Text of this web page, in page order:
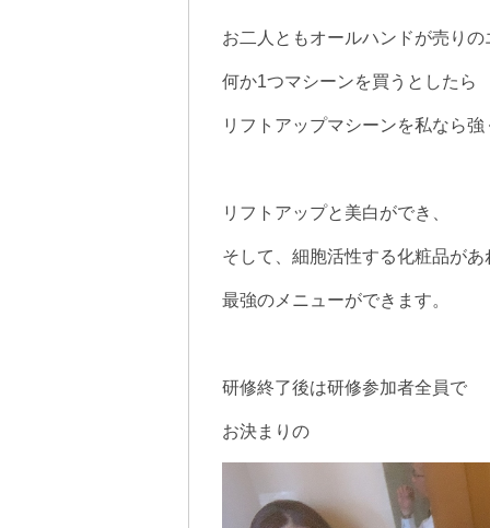
お二人ともオールハンドが売り
何か1つマシーンを買うとしたら
リフトアップマシーンを私なら
リフトアップと美白ができ、
そして、細胞活性する化粧品があ
最強のメニューができます。
研修終了後は研修参加者全員で
お決まりの